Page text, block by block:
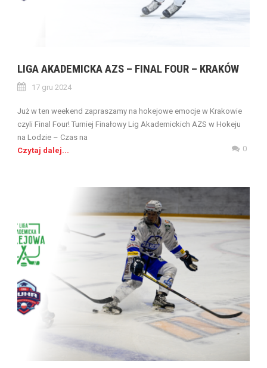
LIGA AKADEMICKA AZS – FINAL FOUR – KRAKÓW
17 gru 2024
Już w ten weekend zapraszamy na hokejowe emocje w Krakowie
czyli Final Four! Turniej Finałowy Lig Akademickich AZS w Hokeju
na Lodzie – Czas na
Czytaj dalej...
0